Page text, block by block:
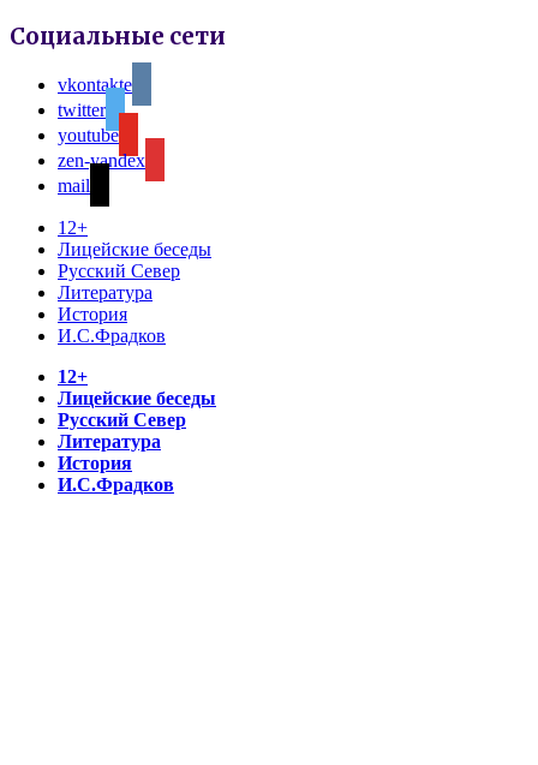
Социальные сети
vkontakte
twitter
youtube
zen-yandex
mail
12+
Лицейские беседы
Русский Север
Литература
История
И.С.Фрадков
12+
Лицейские беседы
Русский Север
Литература
История
И.С.Фрадков